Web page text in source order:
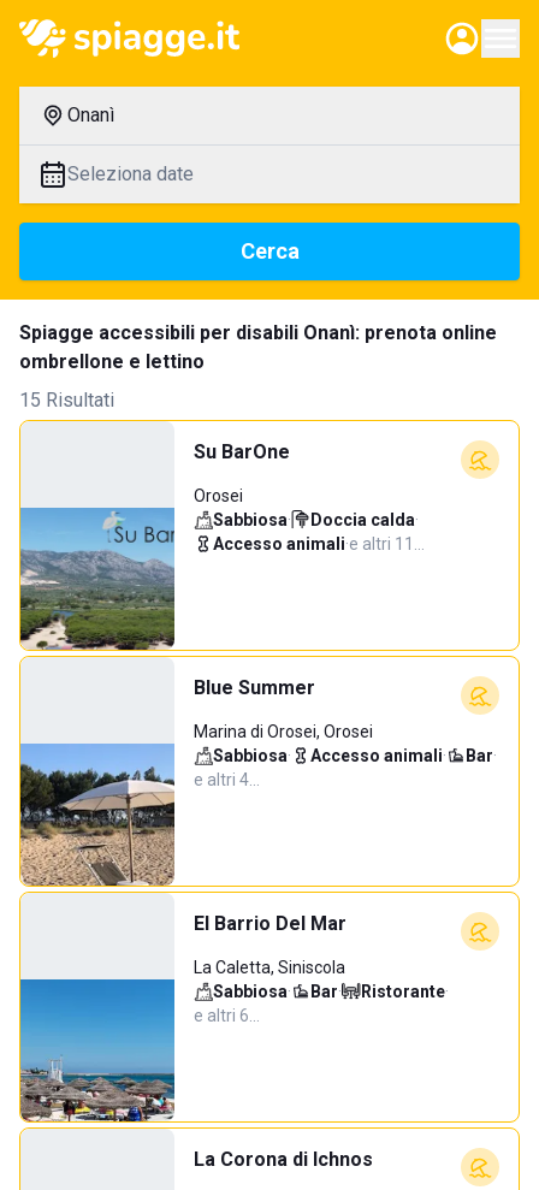
Onanì
Seleziona date
Cerca
Spiagge accessibili per disabili Onanì: prenota online
ombrellone e lettino
15 Risultati
Su BarOne
Orosei
Sabbiosa· Doccia calda·
Accesso animali·e altri 11…
Blue Summer
Marina di Orosei, Orosei
Sabbiosa· Accesso animali· Bar·
e altri 4…
El Barrio Del Mar
La Caletta, Siniscola
Sabbiosa· Bar· Ristorante·
e altri 6…
La Corona di Ichnos